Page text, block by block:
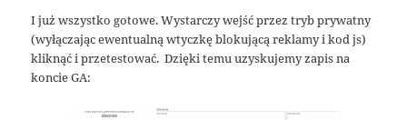
I już wszystko gotowe. Wystarczy wejść przez tryb prywatny
(wyłączając ewentualną wtyczkę blokującą reklamy i kod js)
kliknąć i przetestować. Dzięki temu uzyskujemy zapis na
koncie GA: